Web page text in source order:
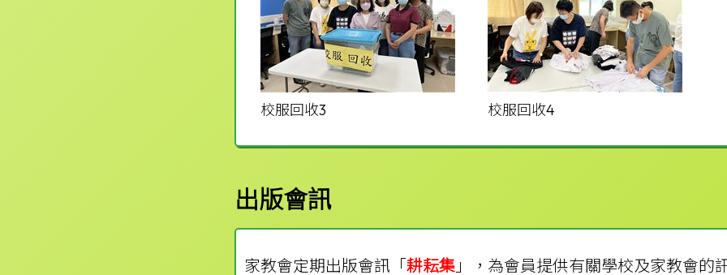
校服回收3 校服回收4
出版會訊
家教會定期出版會訊「耕耘集」，為會員提供有關學校及家教會的